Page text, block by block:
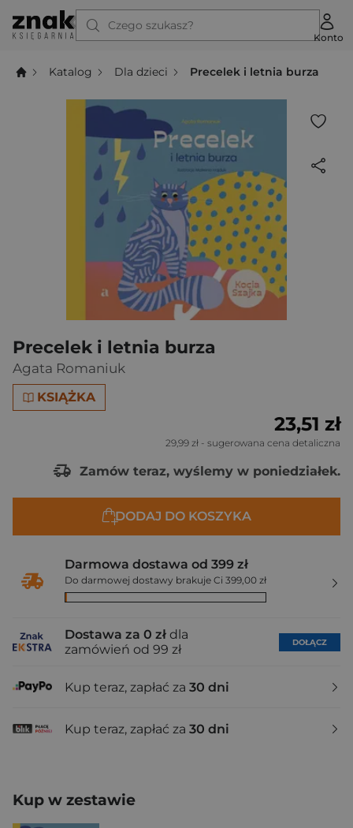
Czego szukasz?
Konto
Katalog Dla dzieci Precelek i letnia burza
Precelek i letnia burza
Agata Romaniuk
KSIĄŻKA
23,51 zł
29,99 zł - sugerowana cena detaliczna
Zamów teraz, wyślemy w poniedziałek.
DODAJ DO KOSZYKA
Darmowa dostawa od 399 zł
Do darmowej dostawy brakuje Ci 399,00 zł
Dostawa za 0 zł dla
zamówień od 99 zł
DOŁĄCZ
Kup teraz, zapłać za 30 dni
Kup teraz, zapłać za 30 dni
Kup w zestawie